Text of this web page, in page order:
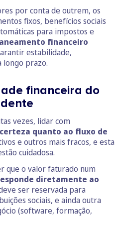
por conta de outrem, os
fixos, benefícios sociais
para impostos e
financeiro
estabilidade,
longo prazo.
financeira do
vezes, lidar com
quanto ao fluxo de
e outros mais fracos, e esta
cuidadosa.
que o valor faturado num
diretamente ao
ser reservada para
sociais, e ainda outra
(software, formação,